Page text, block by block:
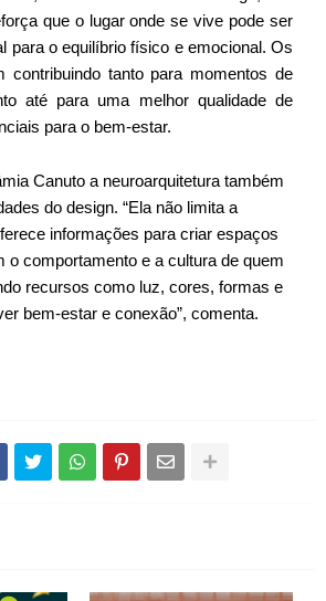
que o lugar onde se vive pode ser
para o equilíbrio físico e emocional. Os
contribuindo tanto para momentos de
até para uma melhor qualidade de
para o bem-estar.
Canuto a neuroarquitetura também
do design. “Ela não limita a
informações para criar espaços
o comportamento e a cultura de quem
recursos como luz, cores, formas e
bem-estar e conexão”, comenta.